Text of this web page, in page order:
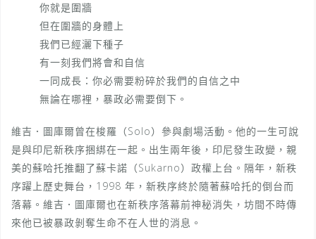
你就是圍牆
但在圍牆的身體上
我們已經灑下種子
有一刻我們將會和自信
一同成長：你必需要粉碎於我們的自信之中
無論在哪裡，暴政必需要倒下。
維吉．圖庫爾曾在梭羅（Solo）參與劇場活動。他的一生可說
是與印尼新秩序捆綁在一起。出生兩年後，印尼發生政變，親
美的蘇哈托推翻了蘇卡諾（Sukarno）政權上台。隔年，新秩
序躍上歷史舞台，1998 年，新秩序終於隨著蘇哈托的倒台而
落幕。維吉．圖庫爾也在新秩序落幕前神秘消失，坊間不時傳
來他已被暴政剝奪生命不在人世的消息。